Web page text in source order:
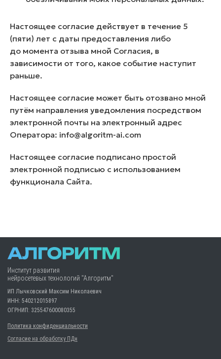
Настоящее согласие действует в течение 5
(пяти) лет с даты предоставления либо
до момента отзыва мной Согласия, в
зависимости от того, какое событие наступит
раньше.
Настоящее согласие может быть отозвано мной
путём направления уведомления посредством
электронной почты на электронный адрес
Оператора: info@algoritm-ai.com
Настоящее согласие подписано простой
электронной подписью с использованием
функционала Сайта.
Институт развития
нейросетевых технологий "Алгоритм"
ИП Лычковский Максим Николаевич
ИНН: 540212015897
ОГРНИП: 325547600080355
Политика конфиденциальности
Согласие на обработку ПДн